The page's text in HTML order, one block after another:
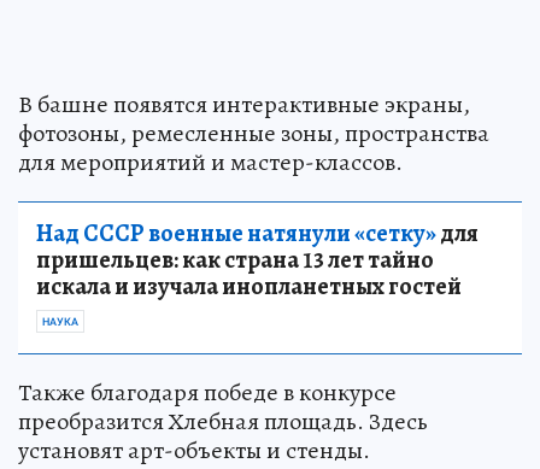
В башне появятся интерактивные экраны,
фотозоны, ремесленные зоны, пространства
для мероприятий и мастер-классов.
Над СССР военные натянули «сетку»для
пришельцев: как страна 13 лет тайно
искала и изучала инопланетных гостей
НАУКА
Также благодаря победе в конкурсе
преобразится Хлебная площадь. Здесь
установят арт-объекты и стенды.